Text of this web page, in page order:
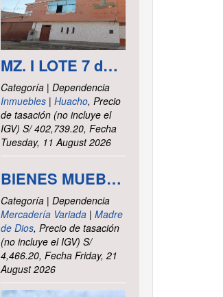
MZ. I LOTE 7 del asentamiento Humano las Delicias – Paramonga – Barranca – Lima
Categoría | Dependencia
Inmuebles| Huacho, Precio
de tasación (no incluye el
IGV) S/ 402,739.20, Fecha
Tuesday, 11 August 2026
BIENES MUEBLES VARIOS - INTENDENCIA DE TRIBUTOS INTERNOS MADRE DE DIOS
Categoría | Dependencia
Mercadería Variada| Madre
de Dios, Precio de tasación
(no incluye el IGV) S/
4,466.20, Fecha Friday, 21
August 2026